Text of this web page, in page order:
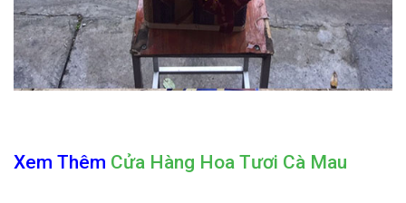
Xem Thêm Cửa Hàng Hoa Tươi Cà Mau